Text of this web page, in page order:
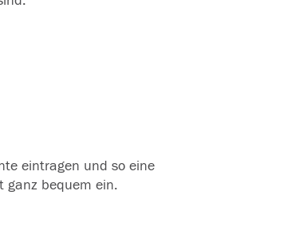
eintragen und so eine
ganz bequem ein.